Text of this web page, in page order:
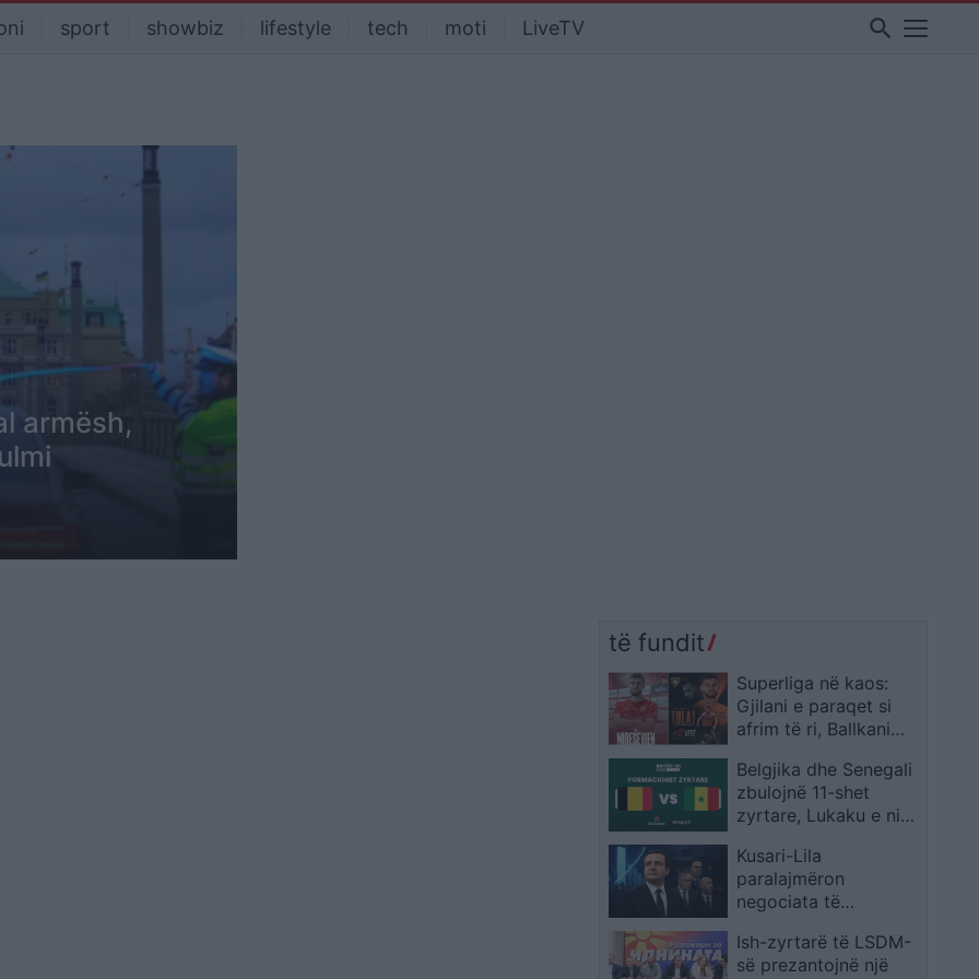
sport showbiz lifestyle tech moti LiveTV search
armësh,
të fundit
Superliga në kaos:
Gjilani e paraqet si
afrim të ri, Ballkani
Bleart Tolajt për dy
vite
Belgjika dhe Senegali
zbulojnë 11-shet
zyrtare, Lukaku e nis
Kusari-Lila
paralajmëron
negociata të
veçon mungesën e
bashkëpunimit me
Ish-zyrtarë të LSDM-
së prezantojnë një